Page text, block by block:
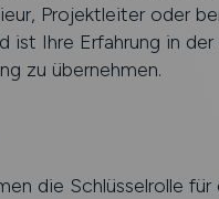
Projektleiter oder
ist Ihre Erfahrung in
zu übernehmen.
die Schlüsselrolle